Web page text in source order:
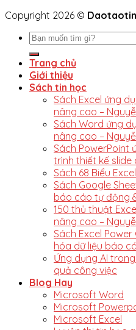
Copyright 2026 ©
Trang chủ
Giới thiệu
Sách tin học
Sách Excel ứng
nâng cao –
Sách Word ứng
nâng cao –
Sách PowerPoint
trình thiết kế slide
Sách 68 Biểu
Sách Google
báo cáo tự động
150 thủ thuật
nâng cao –
Sách Excel
hóa dữ liệu báo
Ứng dụng AI
quả công việc
Blog Hay
Microsoft Word
Microsoft
Microsoft Excel